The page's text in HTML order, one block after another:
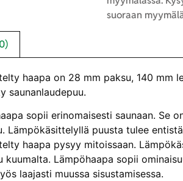
suoraan
haapa on 28 mm paksu, 140 mm
saunanlaudepuu.
sopii erinomaisesti saunaan. Se
Lämpökäsittelyllä puusta tulee
haapa pysyy mitoissaan.
kuumalta. Lämpöhaapa sopii
laajasti muussa sisustamisessa.